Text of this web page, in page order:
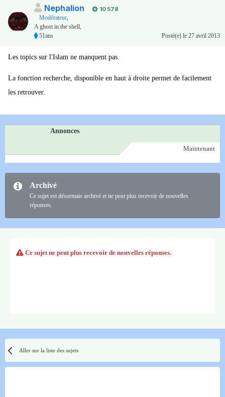
Nephalion
10 578
Modérateur,
A ghost in the shell,
51ans
Posté(e) le 27 avril 2013
Les topics sur l'Islam ne manquent pas.
La fonction recherche, disponible en haut à droite permet de facilement
les retrouver.
Annonces
Maintenant
Archivé
Ce sujet est désormais archivé et ne peut plus recevoir de nouvelles
réponses.
Ce sujet ne peut plus recevoir de nouvelles réponses.
Aller sur la liste des sujets